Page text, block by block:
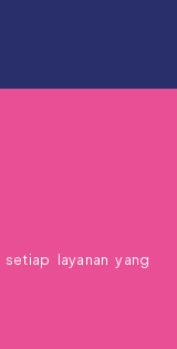
layanan yang